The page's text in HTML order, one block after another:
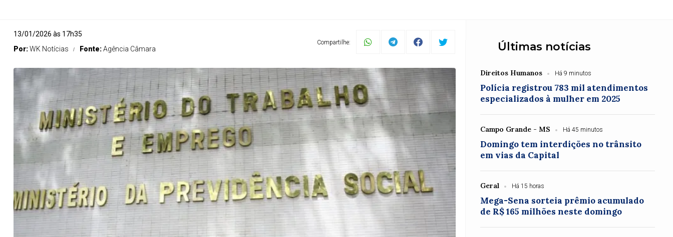
13/01/2026 às 17h35
Por:WK Notícias Fonte:Agência Câmara
Compartilhe: Últimas notícias
Direitos Humanos Há 9 minutos
Polícia registrou 783 mil atendimentos
especializados à mulher em 2025
Campo Grande - MS Há 45 minutos
Domingo tem interdições no trânsito
em vias da Capital
Geral Há 15 horas
Mega-Sena sorteia prêmio acumulado
de R$ 165 milhões neste domingo